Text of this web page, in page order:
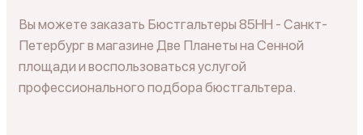
Вы можете заказать Бюстгальтеры 85HH - Санкт-
Петербург в магазине Две Планеты на Сенной
площади и воспользоваться услугой
профессионального подбора бюстгальтера.